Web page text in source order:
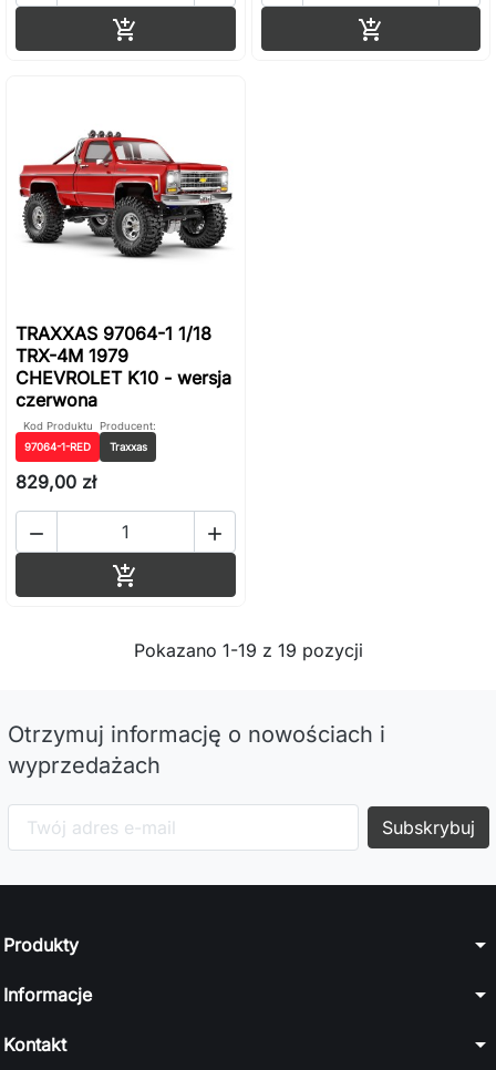
 
TRAXXAS 97064-1 1/18
TRX-4M 1979
CHEVROLET K10 - wersja
czerwona
Kod Produktu
97064-1-RED
Producent:
Traxxas
829,00 zł
 

Pokazano 1-19 z 19 pozycji
Otrzymuj informację o nowościach i
wyprzedażach
Produkty arrow_drop_down
Informacje arrow_drop_down
Kontakt arrow_drop_down